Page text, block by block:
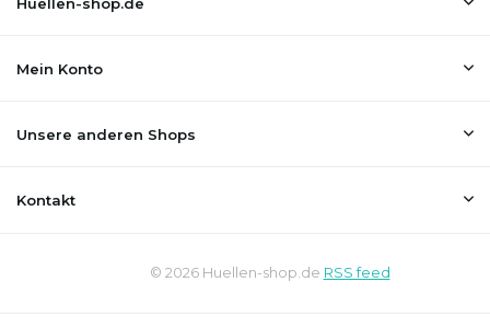
Huellen-shop.de
Mein Konto
Unsere anderen Shops
Kontakt
© 2026 Huellen-shop.de RSS feed